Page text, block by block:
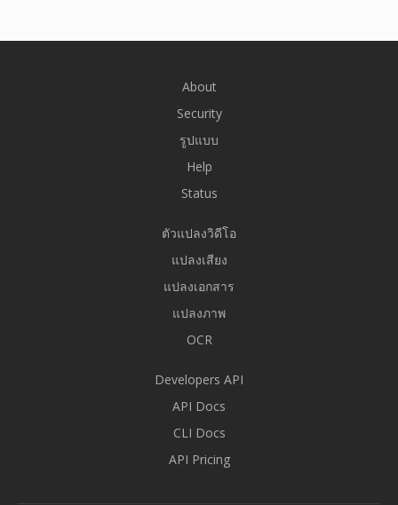
About
Security
รูปแบบ
Help
Status
ตัวแปลงวิดีโอ
แปลงเสียง
แปลงเอกสาร
แปลงภาพ
OCR
Developers API
API Docs
CLI Docs
API Pricing